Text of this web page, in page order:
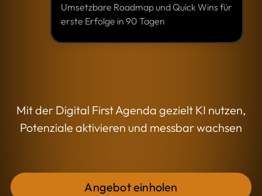
Umsetzbare Roadmap und Quick Wins für
erste Erfolge in 90 Tagen
Mit der Digital First Agenda gezielt KI nutzen,
Potenziale aktivieren und messbar wachsen
Angebot einholen